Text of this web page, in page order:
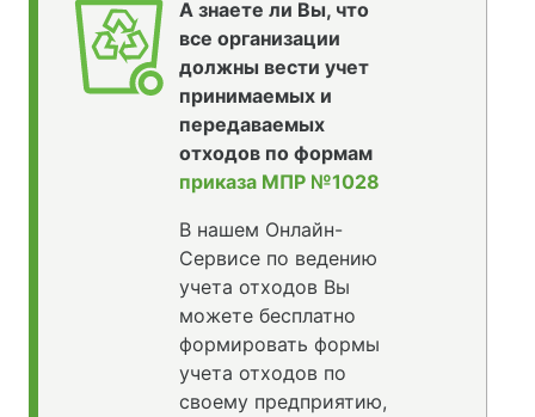
А знаете ли Вы, что
все организации
должны вести учет
принимаемых и
передаваемых
отходов по формам
приказа МПР №1028
В нашем Онлайн-
Сервисе по ведению
учета отходов Вы
можете бесплатно
формировать формы
учета отходов по
своему предприятию,